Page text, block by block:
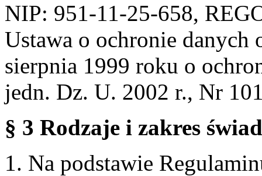
NIP: 951-11-25-658,
Ustawa o ochronie danych
sierpnia 1999 roku o
jedn. Dz. U. 2002 r., Nr
§ 3 Rodzaje i zakres
1. Na podstawie